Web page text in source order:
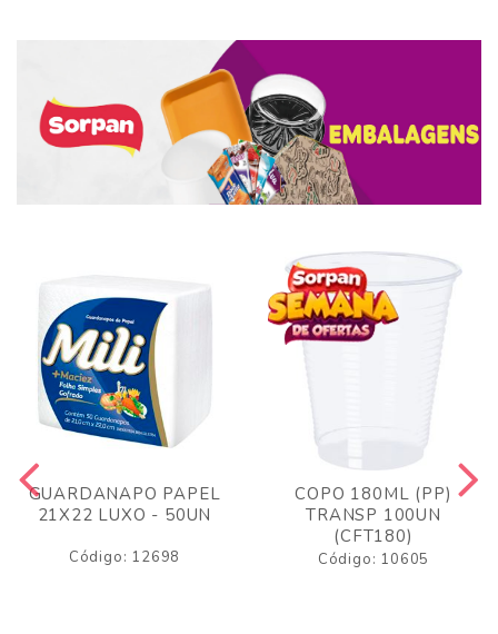
GUARDANAPO PAPEL
21X22 LUXO - 50UN
Código: 12698
COPO 180ML (PP)
TRANSP 100UN
(CFT180)
Código: 10605